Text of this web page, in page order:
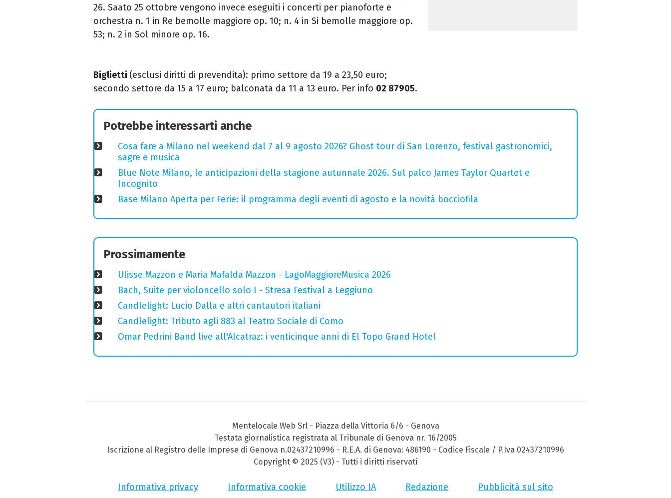
26. Saato 25 ottobre vengono invece eseguiti i concerti per pianoforte e
orchestra n. 1 in Re bemolle maggiore op. 10; n. 4 in Si bemolle maggiore op.
53; n. 2 in Sol minore op. 16.
Biglietti (esclusi diritti di prevendita): primo settore da 19 a 23,50 euro;
secondo settore da 15 a 17 euro; balconata da 11 a 13 euro. Per info 02 87905.
Potrebbe interessarti anche
Cosa fare a Milano nel weekend dal 7 al 9 agosto 2026? Ghost tour di San Lorenzo, festival gastronomici,
sagre e musica
Blue Note Milano, le anticipazioni della stagione autunnale 2026. Sul palco James Taylor Quartet e
Incognito
Base Milano Aperta per Ferie: il programma degli eventi di agosto e la novità bocciofila
Prossimamente
Ulisse Mazzon e Maria Mafalda Mazzon - LagoMaggioreMusica 2026
Bach, Suite per violoncello solo I - Stresa Festival a Leggiuno
Candlelight: Lucio Dalla e altri cantautori italiani
Candlelight: Tributo agli 883 al Teatro Sociale di Como
Omar Pedrini Band live all'Alcatraz: i venticinque anni di El Topo Grand Hotel
Mentelocale Web Srl - Piazza della Vittoria 6/6 - Genova
Testata giornalistica registrata al Tribunale di Genova nr. 16/2005
Iscrizione al Registro delle Imprese di Genova n.02437210996 - R.E.A. di Genova: 486190 - Codice Fiscale / P.Iva 02437210996
Copyright © 2025 (V3) - Tutti i diritti riservati
Informativa privacy Informativa cookie Utilizzo IA Redazione Pubblicità sul sito